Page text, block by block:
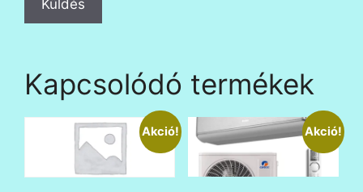
Kapcsolódó termékek
Akció! Akció!